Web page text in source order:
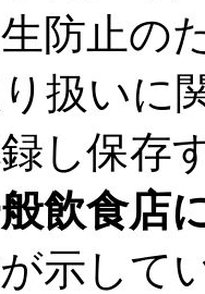
防止の
扱いに
し保存
飲食店
示して